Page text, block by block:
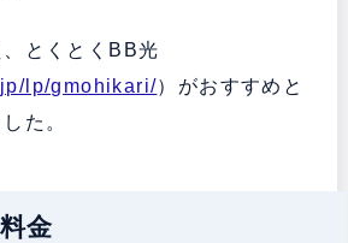
とくとくBB光
lp/gmohikari/）がおすすめと
た。
金